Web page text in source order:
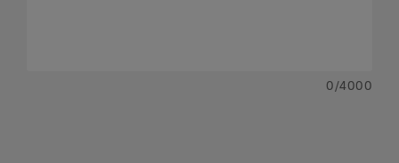
0 /4000